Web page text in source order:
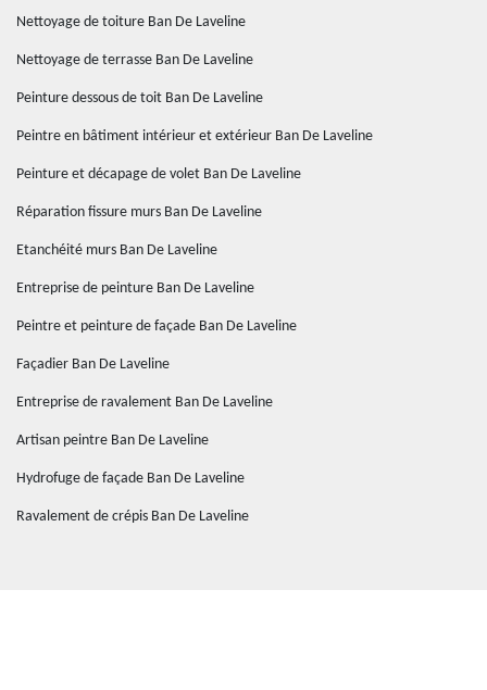
Nettoyage de toiture Ban De Laveline
Nettoyage de terrasse Ban De Laveline
Peinture dessous de toit Ban De Laveline
Peintre en bâtiment intérieur et extérieur Ban De Laveline
Peinture et décapage de volet Ban De Laveline
Réparation fissure murs Ban De Laveline
Etanchéité murs Ban De Laveline
Entreprise de peinture Ban De Laveline
Peintre et peinture de façade Ban De Laveline
Façadier Ban De Laveline
Entreprise de ravalement Ban De Laveline
Artisan peintre Ban De Laveline
Hydrofuge de façade Ban De Laveline
Ravalement de crépis Ban De Laveline